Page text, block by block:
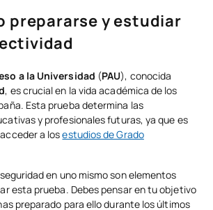
mental y emocionalmente
prepararse y estudiar
a la Universidad (PAU), conocida
, es crucial en la vida académica de los
Esta prueba determina las
y profesionales futuras, ya que es
a losestudios de Grado
en uno mismo son elementos
esta prueba. Debes pensar en tu objetivo
preparado para ello durante los últimos